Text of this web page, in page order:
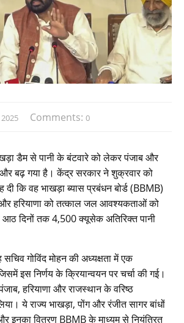
Comments: 0
डैम से पानी के बंटवारे को लेकर पंजाब और
और बढ़ गया है। केंद्र सरकार ने शुक्रवार को
कि वह भाखड़ा ब्यास प्रबंधन बोर्ड (BBMB)
हरियाणा को तत्काल जल आवश्यकताओं को
दिनों तक 4,500 क्यूसेक अतिरिक्त पानी
गोविंद मोहन की अध्यक्षता में एक
इस निर्णय के क्रियान्वयन पर चर्चा की गई।
हरियाणा और राजस्थान के वरिष्ठ
ये राज्य भाखड़ा, पोंग और रंजीत सागर बांधों
इनका वितरण BBMB के माध्यम से नियंत्रित